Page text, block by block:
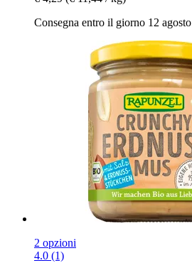
Consegna entro il giorno 12 agosto
2 opzioni
4.0 (1)